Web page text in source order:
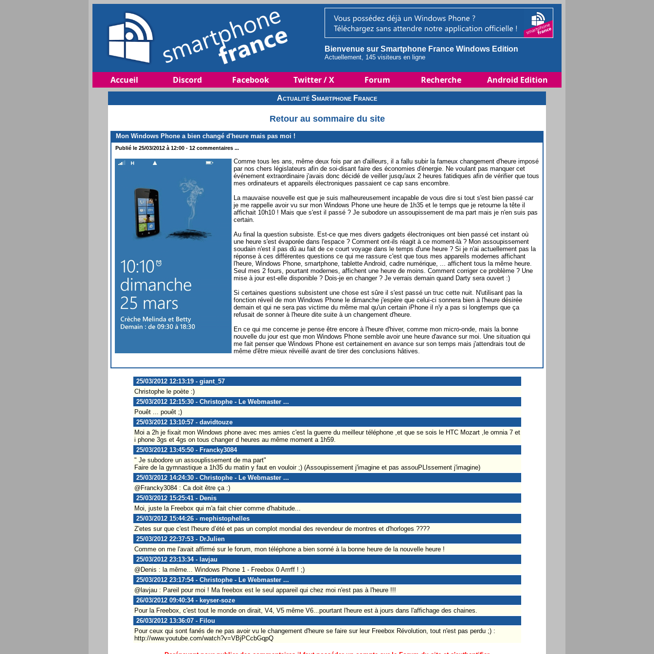
Bienvenue sur Smartphone France Windows Edition
Actuellement, 145 visiteurs en ligne
Accueil Discord Facebook Twitter / X Forum Recherche Android Edition
Actualité Smartphone France
Retour au sommaire du site
Mon Windows Phone a bien changé d'heure mais pas moi !
Publié le 25/03/2012 à 12:00 - 12 commentaires ...
Comme tous les ans, même deux fois par an d'ailleurs, il a fallu subir la fameux changement d'heure imposé
par nos chers législateurs afin de soi-disant faire des économies d'énergie. Ne voulant pas manquer cet
événement extraordinaire j'avais donc décidé de veiller jusqu'aux 2 heures fatidiques afin de vérifier que tous
mes ordinateurs et appareils électroniques passaient ce cap sans encombre.
La mauvaise nouvelle est que je suis malheureusement incapable de vous dire si tout s'est bien passé car
je me rappelle avoir vu sur mon Windows Phone une heure de 1h35 et le temps que je retourne la tête il
affichait 10h10 ! Mais que s'est il passé ? Je subodore un assoupissement de ma part mais je n'en suis pas
certain.
Au final la question subsiste. Est-ce que mes divers gadgets électroniques ont bien passé cet instant où
une heure s'est évaporée dans l'espace ? Comment ont-ils réagit à ce moment-là ? Mon assoupissement
soudain n'est il pas dû au fait de ce court voyage dans le temps d'une heure ? Si je n'ai actuellement pas la
réponse à ces différentes questions ce qui me rassure c'est que tous mes appareils modernes affichant
l'heure, Windows Phone, smartphone, tablette Android, cadre numérique, ... affichent tous la même heure.
Seul mes 2 fours, pourtant modernes, affichent une heure de moins. Comment corriger ce problème ? Une
mise à jour est-elle disponible ? Dois-je en changer ? Je verrais demain quand Darty sera ouvert :)
Si certaines questions subsistent une chose est sûre il s'est passé un truc cette nuit. N'utilisant pas la
fonction réveil de mon Windows Phone le dimanche j'espère que celui-ci sonnera bien à l'heure désirée
demain et qui ne sera pas victime du même mal qu'un certain iPhone il n'y a pas si longtemps que ça
refusait de sonner à l'heure dite suite à un changement d'heure.
En ce qui me concerne je pense être encore à l'heure d'hiver, comme mon micro-onde, mais la bonne
nouvelle du jour est que mon Windows Phone semble avoir une heure d'avance sur moi. Une situation qui
me fait penser que Windows Phone est certainement en avance sur son temps mais j'attendrais tout de
même d'être mieux réveillé avant de tirer des conclusions hâtives.
25/03/2012 12:13:19 - giant_57
Christophe le poète :)
25/03/2012 12:15:30 - Christophe - Le Webmaster ...
Pouêt ... pouêt ;)
25/03/2012 13:10:57 - davidtouze
Moi a 2h je fixait mon Windows phone avec mes amies c'est la guerre du meilleur téléphone ,et que se sois le HTC Mozart ,le omnia 7 et
i phone 3gs et 4gs on tous changer d heures au même moment a 1h59.
25/03/2012 13:45:50 - Francky3084
" Je subodore un assouplissement de ma part"
Faire de la gymnastique a 1h35 du matin y faut en vouloir ;) (Assoupissement j'imagine et pas assouPLIssement j'imagine)
25/03/2012 14:24:30 - Christophe - Le Webmaster ...
@Francky3084 : Ca doit être ça :)
25/03/2012 15:25:41 - Denis
Moi, juste la Freebox qui m'a fait chier comme d'habitude...
25/03/2012 15:44:26 - mephistophelles
Z'etes sur que c'est l'heure d’été et pas un complot mondial des revendeur de montres et d'horloges ????
25/03/2012 22:37:53 - DrJulien
Comme on me l'avait affirmé sur le forum, mon téléphone a bien sonné à la bonne heure de la nouvelle heure !
25/03/2012 23:13:34 - lavjau
@Denis : la même... Windows Phone 1 - Freebox 0 Arrrff ! ;)
25/03/2012 23:17:54 - Christophe - Le Webmaster ...
@lavjau : Pareil pour moi ! Ma freebox est le seul appareil qui chez moi n'est pas à l'heure !!!
26/03/2012 09:40:34 - keyser-soze
Pour la Freebox, c'est tout le monde on dirait, V4, V5 même V6...pourtant l'heure est à jours dans l'affichage des chaines.
26/03/2012 13:36:07 - Filou
Pour ceux qui sont fanés de ne pas avoir vu le changement d'heure se faire sur leur Freebox Révolution, tout n'est pas perdu ;) :
http://www.youtube.com/watch?v=VBjPCcbGqpQ